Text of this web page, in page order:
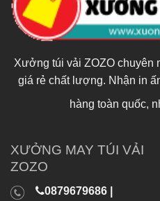
Xưởng túi vải ZOZO chuyên
giá rẻ chất lượng. Nhận in
hàng toàn quốc,
XƯỞNG MAY TÚI VẢI
ZOZO
0879679686 |